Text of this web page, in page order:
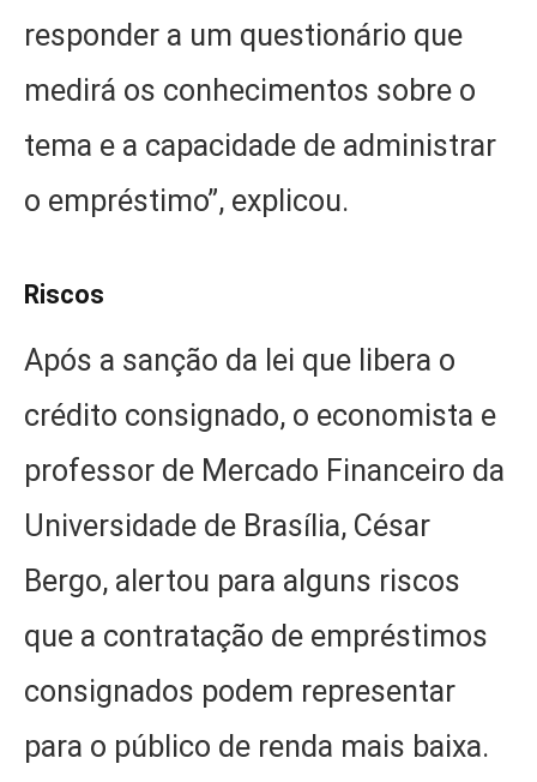
responder a um questionário que
medirá os conhecimentos sobre o
tema e a capacidade de administrar
o empréstimo”, explicou.
Riscos
Após a sanção da lei que libera o
crédito consignado, o economista e
professor de Mercado Financeiro da
Universidade de Brasília, César
Bergo, alertou para alguns riscos
que a contratação de empréstimos
consignados podem representar
para o público de renda mais baixa.